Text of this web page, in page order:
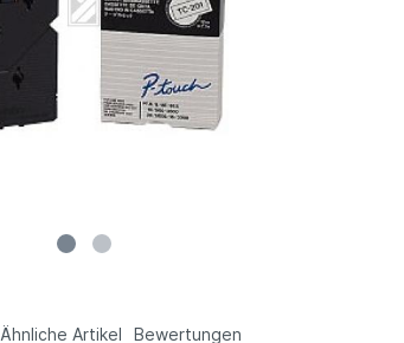
Ähnliche Artikel Bewertungen